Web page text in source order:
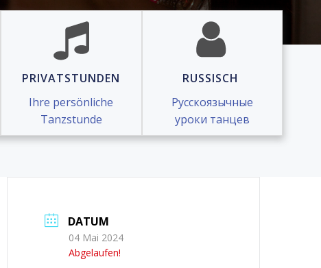
PRIVATSTUNDEN
Ihre persönliche
Tanzstunde
RUSSISCH
Русскоязычные
уроки танцев
DATUM
04 Mai 2024
Abgelaufen!